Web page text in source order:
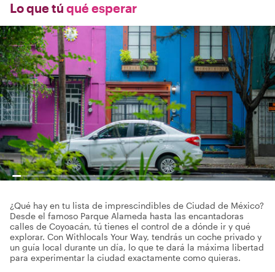
Lo que tú qué esperar
¿Qué hay en tu lista de imprescindibles de Ciudad de México?
Desde el famoso Parque Alameda hasta las encantadoras
calles de Coyoacán, tú tienes el control de a dónde ir y qué
explorar. Con Withlocals Your Way, tendrás un coche privado y
un guía local durante un día, lo que te dará la máxima libertad
para experimentar la ciudad exactamente como quieras.